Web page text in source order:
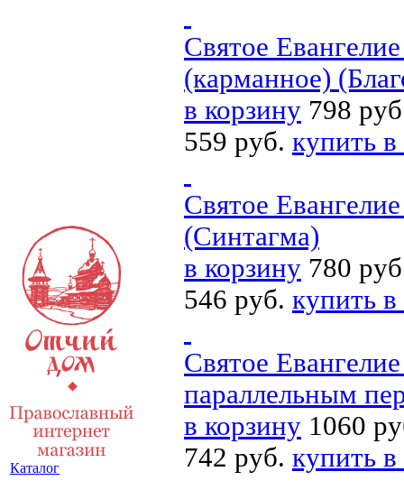
Каталог
Святое
(карманное)
в корзину 798
559 руб. купить
Святое
(Синтагма)
в корзину 780
546 руб. купить
Святое
параллельным
в корзину 1060
742 руб. купить